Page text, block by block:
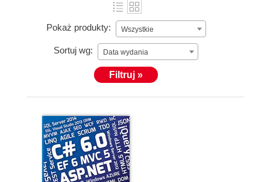
Pokaż produkty: Wszystkie
Sortuj wg: Data wydania
Filtruj »